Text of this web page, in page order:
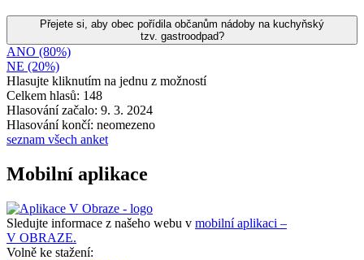
Přejete si, aby obec pořídila občanům nádoby na kuchyňský
tzv. gastroodpad?
ANO (80%)
NE (20%)
Hlasujte kliknutím na jednu z možností
Celkem hlasů: 148
Hlasování začalo: 9. 3. 2024
Hlasování končí: neomezeno
seznam všech anket
Mobilní aplikace
Sledujte informace z našeho webu v mobilní aplikaci –
V OBRAZE.
Volně ke stažení: